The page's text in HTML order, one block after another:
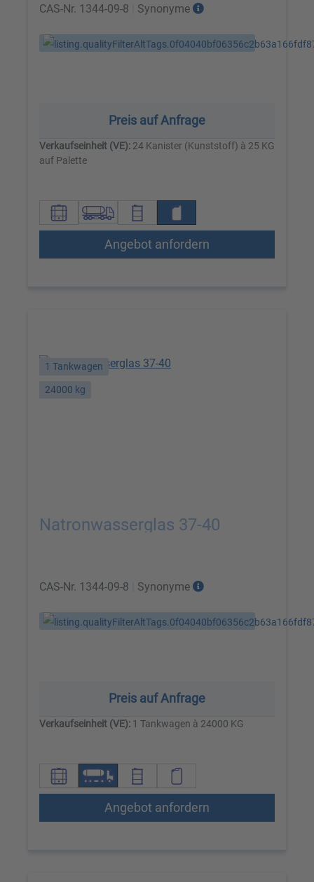
CAS-Nr. 1344-09-8 Synonyme
Preis auf Anfrage
Verkaufseinheit (VE): 24 Kanister (Kunststoff) à 25 KG
auf Palette
Angebot anfordern
1 Tankwagen
24000 kg
Natronwasserglas 37-40
CAS-Nr. 1344-09-8 Synonyme
Preis auf Anfrage
Verkaufseinheit (VE): 1 Tankwagen à 24000 KG
Angebot anfordern